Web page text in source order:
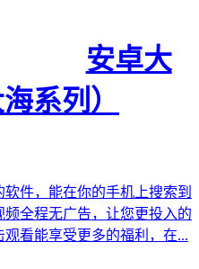
安卓大
系列）
件，能在你的手机上搜索到
全程无广告，让您更投入的
看能享受更多的福利，在...